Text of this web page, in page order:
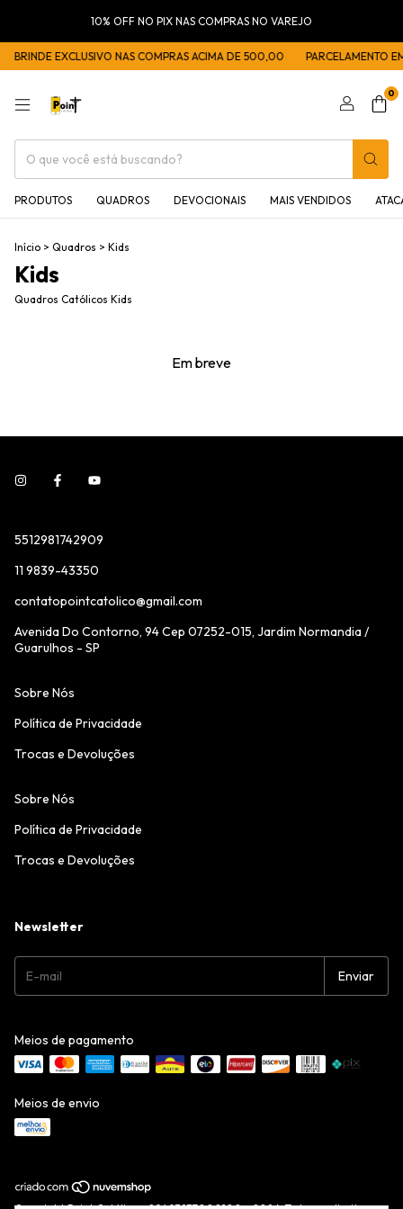
10% OFF NO PIX NAS COMPRAS NO VAREJO
BRINDE EXCLUSIVO NAS COMPRAS ACIMA DE 500,00 PARCELAMENTO
0
PRODUTOS QUADROS DEVOCIONAIS MAIS VENDIDOS
Início > Quadros > Kids
Kids
Quadros Católicos Kids
Em breve
5512981742909
11 9839-43350
contatopointcatolico@gmail.com
Avenida Do Contorno, 94 Cep 07252-015, Jardim Normandia /
Guarulhos - SP
Sobre Nós
Política de Privacidade
Trocas e Devoluções
Sobre Nós
Política de Privacidade
Trocas e Devoluções
Newsletter
Meios de pagamento
Meios de envio